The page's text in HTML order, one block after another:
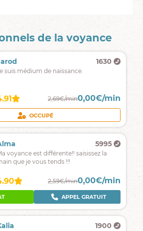
de la voyance
1630
suis médium de naissance.
2,69€/min0,00€/min
OCCUPÉ
5995
voyance est différente!! saisissez la
que je vous tends !!!
2,59€/min0,00€/min
APPEL GRATUIT
1900